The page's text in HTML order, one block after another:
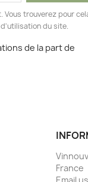
Vous trouverez pour
du site.
de la part de
France